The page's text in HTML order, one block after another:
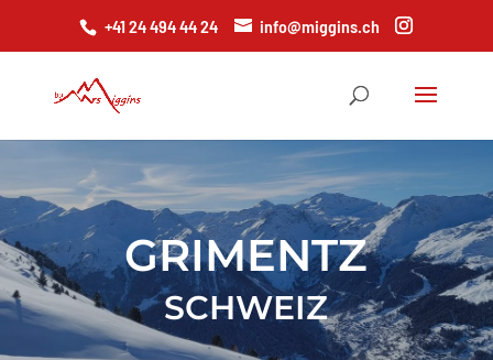
+41 24 494 44 24 info@miggins.ch
GRIMENTZ
SCHWEIZ